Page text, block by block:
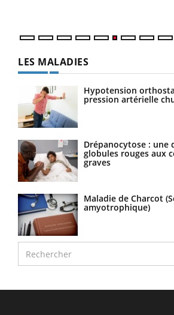
LES MALADIES
Hypotension
pression artérielle
Drépanocytose : une
globules rouges aux
graves
Maladie de Charcot
amyotrophique)